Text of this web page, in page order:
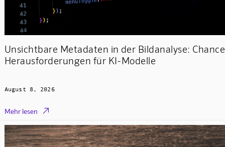
Unsichtbare Metadaten in der Bildanalyse:
Herausforderungen für KI-Modelle
August 8, 2026
Mehr lesen 